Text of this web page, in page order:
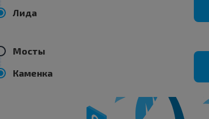
Лида
Мосты
Каменка